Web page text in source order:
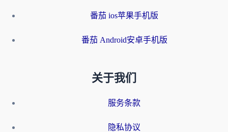
番茄 ios苹果手机版
番茄 Android安卓手机版
关于我们
服务条款
隐私协议